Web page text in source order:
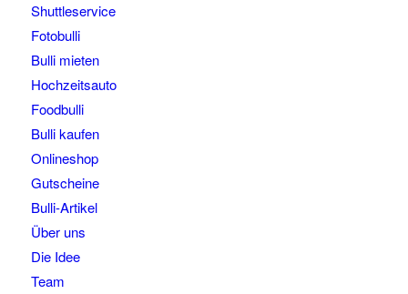
Shuttleservice
Fotobulli
Bulli mieten
Hochzeitsauto
Foodbulli
Bulli kaufen
Onlineshop
Gutscheine
Bulli-Artikel
Über uns
Die Idee
Team